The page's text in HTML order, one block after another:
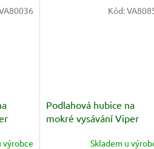
výrobce
Podlahová hubice na
mokré vysávání Viper
Skladem u
Kód: